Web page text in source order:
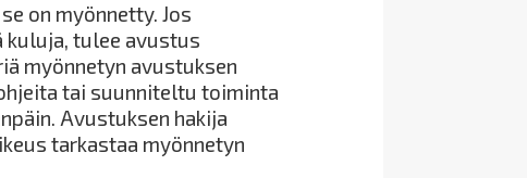
on myönnetty. Jos
kuluja, tulee avustus
myönnetyn avustuksen
tai suunniteltu toiminta
Avustuksen hakija
tarkastaa myönnetyn